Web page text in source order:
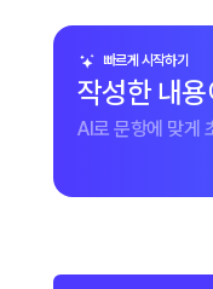
빠르게 시작하기
작성한 내
AI로 문항에 맞게